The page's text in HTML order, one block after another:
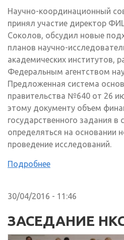
Научно-координационный
принял участие директор
Соколов, обсудил новые
планов научно-
академических институтов,
Федеральным агентством
Предложенная система
правительства №640 от 26
этому документу объем
государственного задания в
определяться на основании
проведение исследований.
Подробнее
30/04/2016 - 11:46
ЗАСЕДАНИЕ